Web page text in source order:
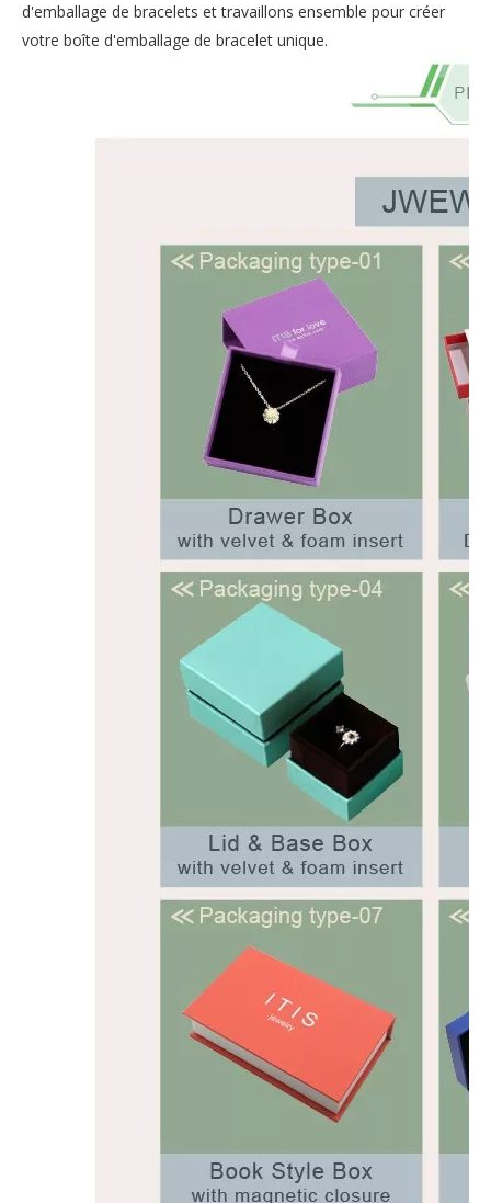
d'emballage de bracelets et travaillons ensemble pour créer
votre boîte d'emballage de bracelet unique.